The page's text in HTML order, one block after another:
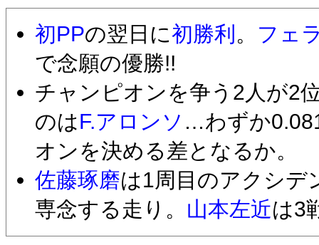
初PPの翌日に初勝利 。 フェ
で念願の優勝!!
チャンピオンを争う2人が2
のはF.アロンソ …わずか
オンを決める差となるか。
佐藤琢磨は1周目のアクシデ
専念する走り。 山本左近は3